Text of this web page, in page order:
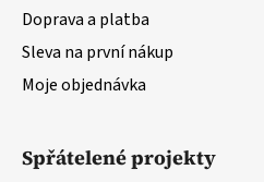
Doprava a platba
Sleva na první nákup
Moje objednávka
Spřátelené projekty